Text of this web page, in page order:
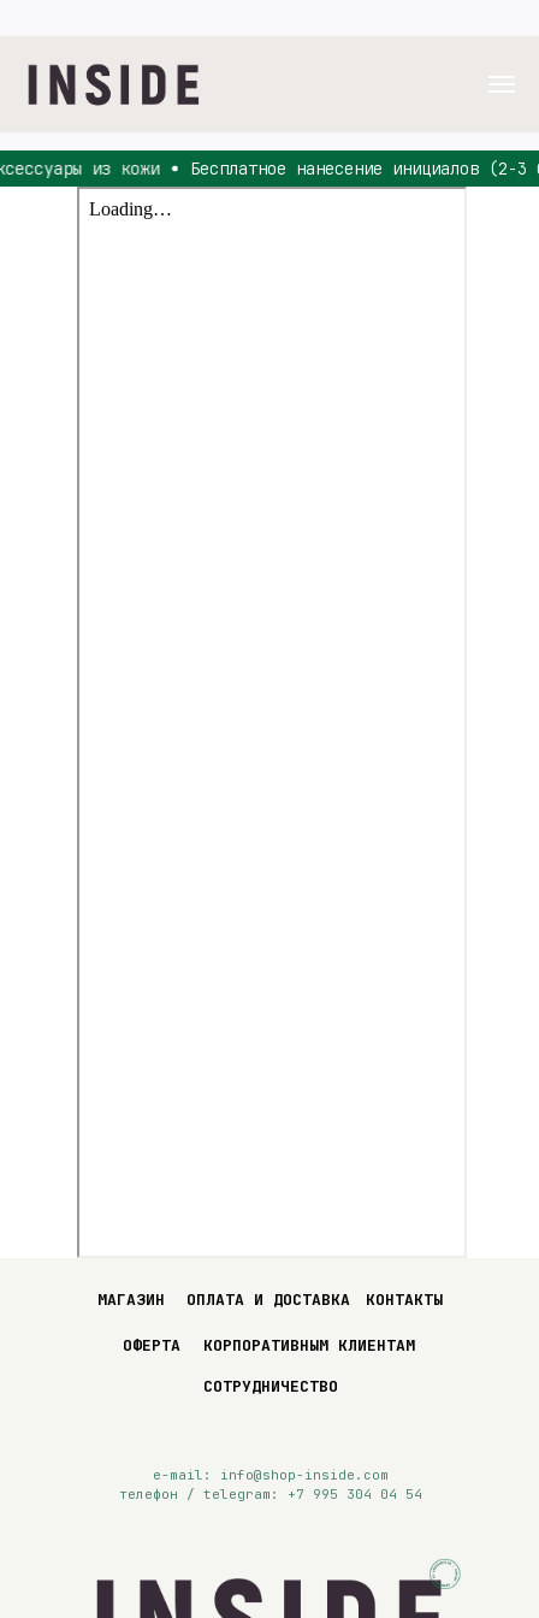
из кожи Бесплатное нанесение инициалов (2-
e-mail: info@shop-inside.com
телефон / telegram:
+7 995 304 04 54
МАГАЗИН ОПЛАТА И ДОСТАВКА КОНТАКТЫ
СОТРУДНИЧЕСТВО
ОФЕРТА КОРПОРАТИВНЫМ КЛИЕНТАМ